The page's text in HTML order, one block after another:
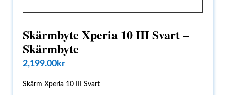
Skärmbyte Xperia 10 III Svart –
Skärmbyte
2,199.00kr
Skärm Xperia 10 III Svart